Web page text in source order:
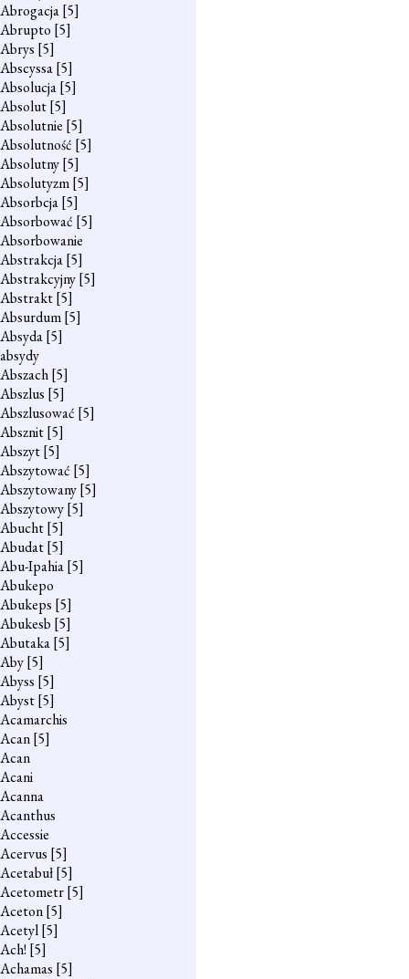
Abrogacja[5]
Abrupto [5]
Abrys [5]
Abscyssa[5]
Absolucja[5]
Absolut[5]
Absolutnie [5]
Absolutność [5]
Absolutny[5]
Absolutyzm[5]
Absorbcja[5]
Absorbować [5]
Absorbowanie
Abstrakcja[5]
Abstrakcyjny[5]
Abstrakt[5]
Absurdum[5]
Absyda[5]
absydy
Abszach[5]
Abszlus [5]
Abszlusować [5]
Absznit[5]
Abszyt[5]
Abszytować [5]
Abszytowany[5]
Abszytowy[5]
Abucht[5]
Abudat[5]
Abu-Ipahia[5]
Abukepo
Abukeps [5]
Abukesb [5]
Abutaka[5]
Aby[5]
Abyss [5]
Abyst[5]
Acamarchis
Acan[5]
Acan
Acani
Acanna
Acanthus
Accessie
Acervus [5]
Acetabuł[5]
Acetometr[5]
Aceton[5]
Acetyl[5]
Ach! [5]
Achamas [5]